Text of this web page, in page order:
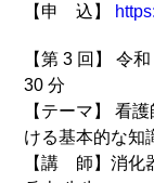
【申 込】
【第 3 回】 令
30 分
【テーマ】 看
ける基本的な知
【講 師】消化